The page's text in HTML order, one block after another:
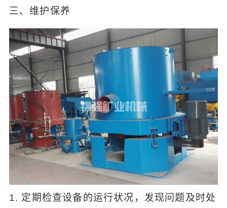
三、维护保养
1. 定期检查设备的运行状况，发现问题及时处